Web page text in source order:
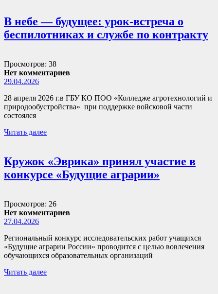
В небе — будущее: урок-встреча о
беспилотниках и службе по контракту
Просмотров: 38
Нет комментариев
29.04.2026
28 апреля 2026 г.в ГБУ КО ПОО «Колледже агротехнологий и
природообустройства» при поддержке войсковой части
состоялся
Читать далее
Кружок «Эврика» принял участие в
конкурсе «Будущие аграрии»
Просмотров: 26
Нет комментариев
27.04.2026
Региональный конкурс исследовательских работ учащихся
«Будущие аграрии России» проводится с целью вовлечения
обучающихся образовательных организаций
Читать далее